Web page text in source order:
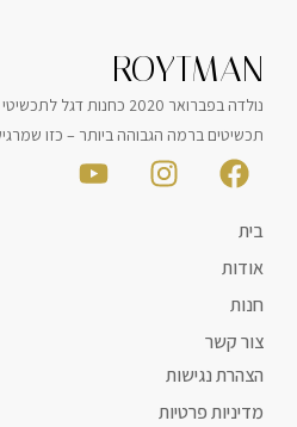
נולדה בפברואר 2020 כחנות דגל
ברמה הגבוהה ביותר – כזו שמרגישים בה
קשר
נגישות
פרטיות